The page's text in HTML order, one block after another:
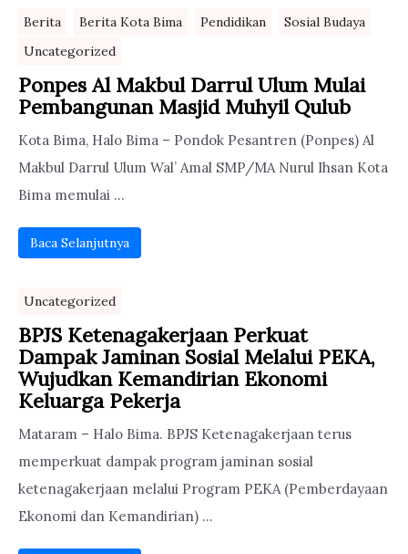
Berita Berita Kota Bima Pendidikan
Sosial Budaya
Uncategorized
Ponpes Al Makbul Darrul Ulum Mulai
Pembangunan Masjid Muhyil Qulub
Kota Bima, Halo Bima – Pondok Pesantren (Ponpes) Al
Makbul Darrul Ulum Wal’ Amal SMP/MA Nurul Ihsan Kota
Bima memulai ...
Baca Selanjutnya
Uncategorized
BPJS Ketenagakerjaan Perkuat
Dampak Jaminan Sosial Melalui PEKA,
Wujudkan Kemandirian Ekonomi
Keluarga Pekerja
Mataram – Halo Bima. BPJS Ketenagakerjaan terus
memperkuat dampak program jaminan sosial
ketenagakerjaan melalui Program PEKA (Pemberdayaan
Ekonomi dan Kemandirian) ...